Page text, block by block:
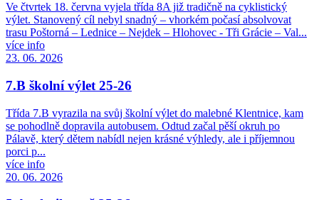
Ve čtvrtek 18. června vyjela třída 8A již tradičně na cyklistický
výlet. Stanovený cíl nebyl snadný – vhorkém počasí absolvovat
trasu Poštorná – Lednice – Nejdek – Hlohovec - Tři Grácie – Val...
více info
23. 06. 2026
7.B školní výlet 25-26
Třída 7.B vyrazila na svůj školní výlet do malebné Klentnice, kam
se pohodlně dopravila autobusem. Odtud začal pěší okruh po
Pálavě, který dětem nabídl nejen krásné výhledy, ale i příjemnou
porci p...
více info
20. 06. 2026